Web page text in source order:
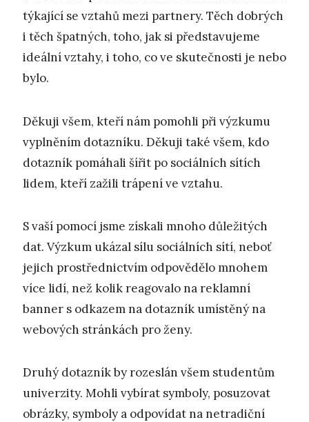
týkající se vztahů mezi partnery. Těch dobrých
i těch špatných, toho, jak si představujeme
ideální vztahy, i toho, co ve skutečnosti je nebo
bylo.
Děkuji všem, kteří nám pomohli při výzkumu
vyplněním dotazníku. Děkuji také všem, kdo
dotazník pomáhali šířit po sociálních sítích
lidem, kteří zažili trápení ve vztahu.
S vaší pomocí jsme získali mnoho důležitých
dat. Výzkum ukázal sílu sociálních sítí, neboť
jejich prostřednictvím odpovědělo mnohem
více lidí, než kolik reagovalo na reklamní
banner s odkazem na dotazník umístěný na
webových stránkách pro ženy.
Druhý dotazník by rozeslán všem studentům
univerzity. Mohli vybírat symboly, posuzovat
obrázky, symboly a odpovídat na netradiční